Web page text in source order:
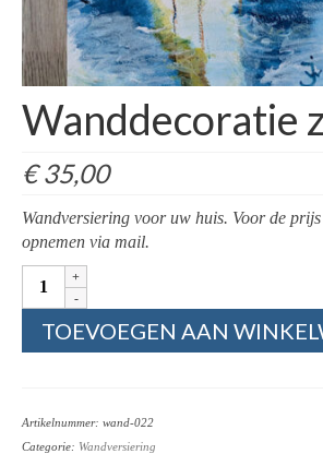
Creatieve prenten
Epoxy / sierraden
Epoxy sierraden / armband
Epoxy sierraden oor
Epoxy sierraden ring
Atelier La Jacq Gallery
Wanddecoratie
€35,00
Wandversiering voor uw huis. Voor de
opnemen via mail.
Wanddecoratie
aantal
TOEVOEGEN AAN
Artikelnummer: wand-022
Categorie: Wandversiering